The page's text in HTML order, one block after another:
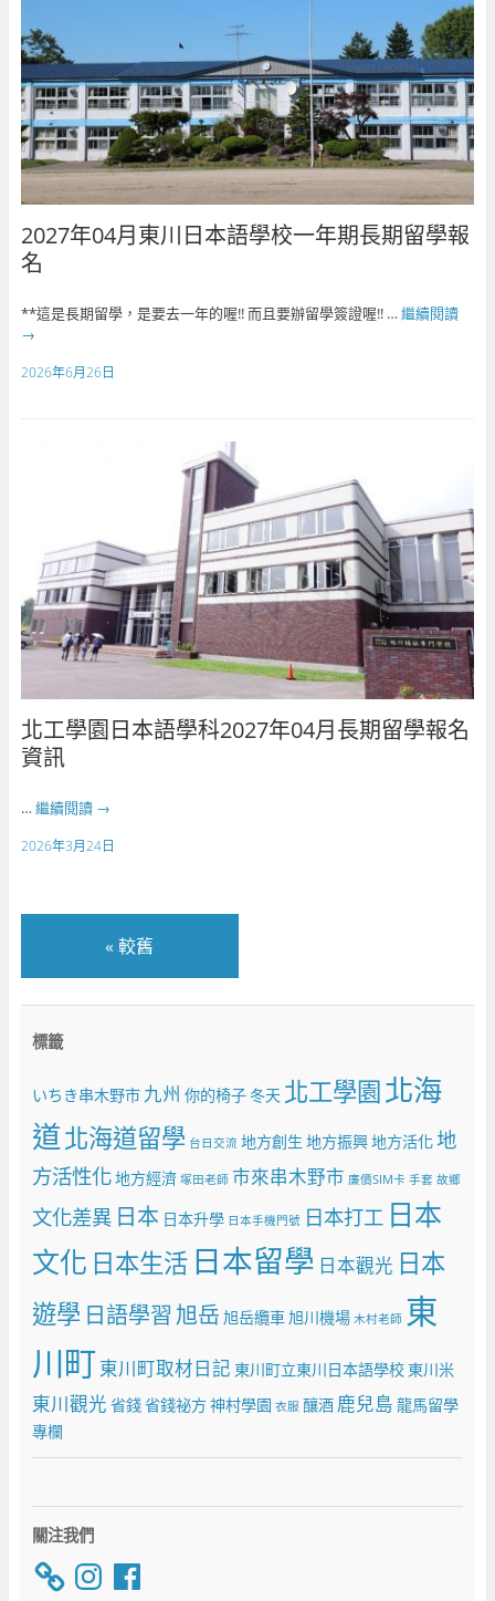
2027年04月東川日本語學校一年期長期留學報
名
**這是長期留學，是要去一年的喔!! 而且要辦留學簽證喔!! … 繼續閱讀
→
2026年6月26日
北工學園日本語學科2027年04月長期留學報名
資訊
… 繼續閱讀 →
2026年3月24日
« 較舊
標籤
いちき串木野市 九州 你的椅子冬天 北工學園北海
道北海道留學 台日交流 地方創生 地方振興地方活化地
方活性化地方經濟 塚田老師 市來串木野市 廉價SIM卡 手套 故鄉
文化差異 日本 日本升學 日本手機門號 日本打工 日本
文化 日本生活 日本留學 日本觀光 日本
遊學 日語學習 旭岳 旭岳纜車 旭川機場 木村老師 東
川町東川町取材日記 東川町立東川日本語學校 東川米
東川觀光 省錢省錢祕方神村學園 衣服 釀酒 鹿兒島 龍馬留學
專欄
關注我們
InstagramFacebook